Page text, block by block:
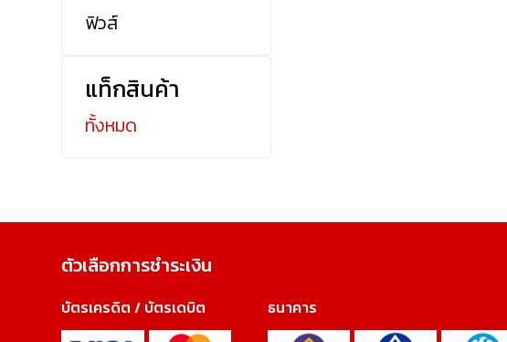
ฟิวส์
แท็กสินค้า
ทั้งหมด
ตัวเลือกการชำระเงิน
บัตรเครดิต / บัตรเดบิต ธนาคาร